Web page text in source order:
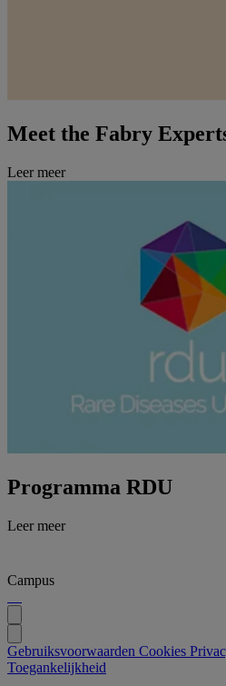
Meet the Fabry
Leer meer
Programma RDU
Leer meer
Campus
Gebruiksvoorwaarden Cookies
Toegankelijkheid